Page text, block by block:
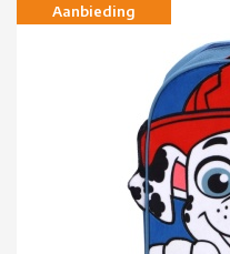
Aanbieding